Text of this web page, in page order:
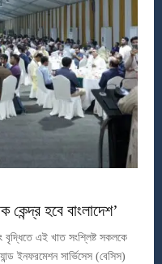
হবে বাংলাদেশ’
বৃদ্ধিতে এই খাত সংশ্লিষ্ট সকলকে
ইনফরমেশন সার্ভিসেস (বেসিস)